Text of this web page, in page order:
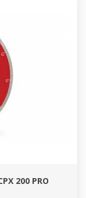
200 PRO